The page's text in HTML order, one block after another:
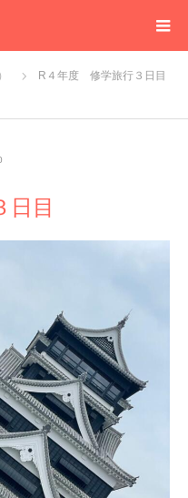
R４年度 修学旅行３日目
目